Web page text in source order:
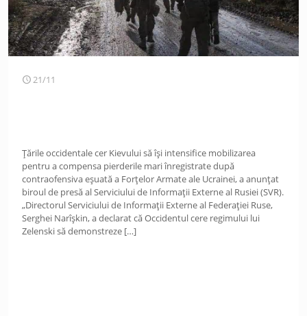
21/11
Țările occidentale cer Kievului să își intensifice mobilizarea
pentru a compensa pierderile mari înregistrate după
contraofensiva eșuată a Forțelor Armate ale Ucrainei, a anunțat
biroul de presă al Serviciului de Informații Externe al Rusiei (SVR).
„Directorul Serviciului de Informații Externe al Federației Ruse,
Serghei Narîșkin, a declarat că Occidentul cere regimului lui
Zelenski să demonstreze […]